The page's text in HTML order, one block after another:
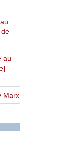
de
au
–
Marx